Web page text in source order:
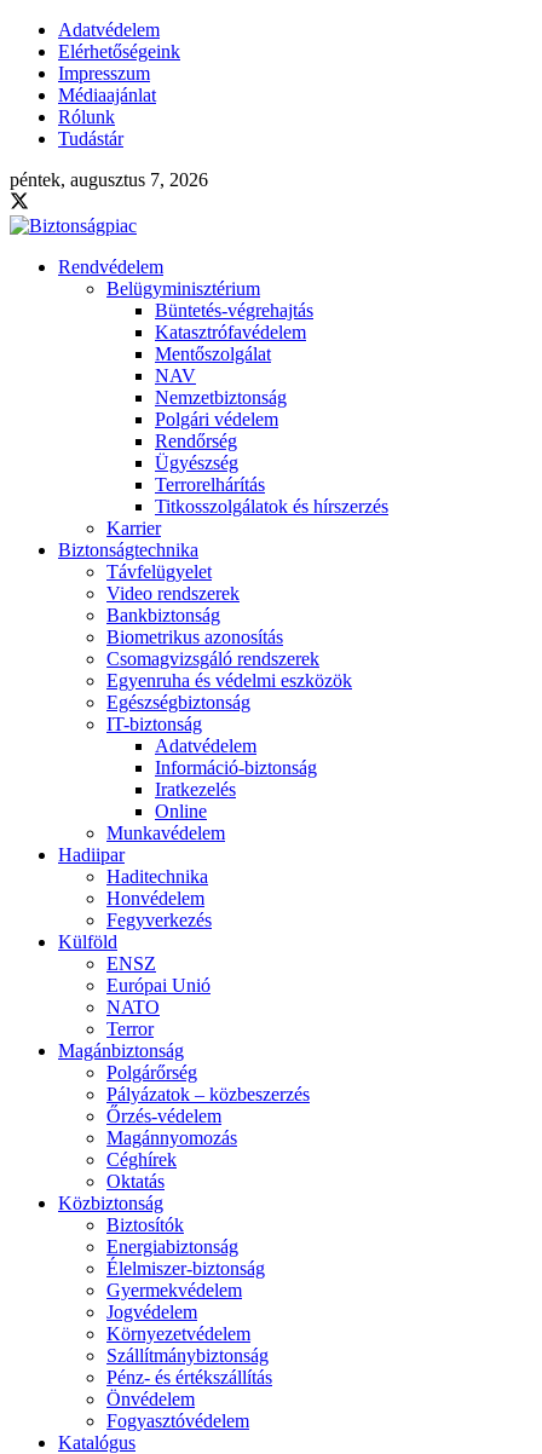
Adatvédelem
Elérhetőségeink
Impresszum
Médiaajánlat
Rólunk
Tudástár
péntek, augusztus 7, 2026
Rendvédelem
Belügyminisztérium
Büntetés-végrehajtás
Katasztrófavédelem
Mentőszolgálat
NAV
Nemzetbiztonság
Polgári védelem
Rendőrség
Ügyészség
Terrorelhárítás
Titkosszolgálatok és hírszerzés
Karrier
Biztonságtechnika
Távfelügyelet
Video rendszerek
Bankbiztonság
Biometrikus azonosítás
Csomagvizsgáló rendszerek
Egyenruha és védelmi eszközök
Egészségbiztonság
IT-biztonság
Adatvédelem
Információ-biztonság
Iratkezelés
Online
Munkavédelem
Hadiipar
Haditechnika
Honvédelem
Fegyverkezés
Külföld
ENSZ
Európai Unió
NATO
Terror
Magánbiztonság
Polgárőrség
Pályázatok – közbeszerzés
Őrzés-védelem
Magánnyomozás
Céghírek
Oktatás
Közbiztonság
Biztosítók
Energiabiztonság
Élelmiszer-biztonság
Gyermekvédelem
Jogvédelem
Környezetvédelem
Szállítmánybiztonság
Pénz- és értékszállítás
Önvédelem
Fogyasztóvédelem
Katalógus